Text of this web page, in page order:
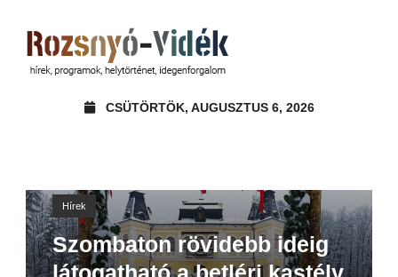
CSÜTÖRTÖK, AUGUSZTUS 6, 2026
Hírek
Szombaton rövidebb ideig